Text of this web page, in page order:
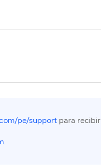
pe/support para recibir
.